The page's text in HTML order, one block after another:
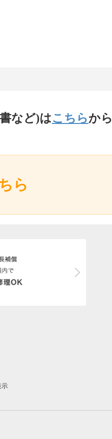
など)はこちらから
ら
示